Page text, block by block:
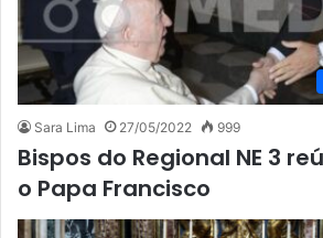
Sara Lima 27/05/2022 999
Bispos do Regional NE 3
o Papa Francisco